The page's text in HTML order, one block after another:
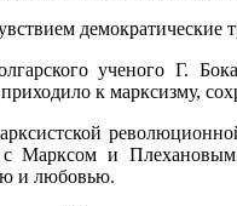
демократические
ученого Г.
к марксизму,
с Марксом и
и любовью.